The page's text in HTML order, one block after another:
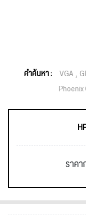
คำค้นหา : VGA
Phoenix
ราค